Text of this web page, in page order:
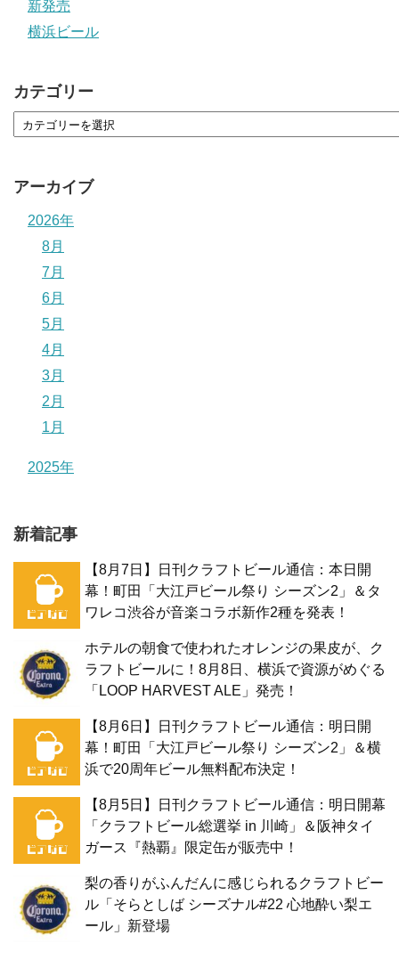
新発売
横浜ビール
カテゴリー
アーカイブ
2026年
8月
7月
6月
5月
4月
3月
2月
1月
2025年
新着記事
【8月7日】日刊クラフトビール通信：本日開
幕！町田「大江戸ビール祭り シーズン2」＆タ
ワレコ渋谷が音楽コラボ新作2種を発表！
ホテルの朝食で使われたオレンジの果皮が、ク
ラフトビールに！8月8日、横浜で資源がめぐる
「LOOP HARVEST ALE」発売！
【8月6日】日刊クラフトビール通信：明日開
幕！町田「大江戸ビール祭り シーズン2」＆横
浜で20周年ビール無料配布決定！
【8月5日】日刊クラフトビール通信：明日開幕
「クラフトビール総選挙 in 川崎」＆阪神タイ
ガース『熱覇』限定缶が販売中！
梨の香りがふんだんに感じられるクラフトビー
ル「そらとしば シーズナル#22 心地酔い梨エ
ール」新登場